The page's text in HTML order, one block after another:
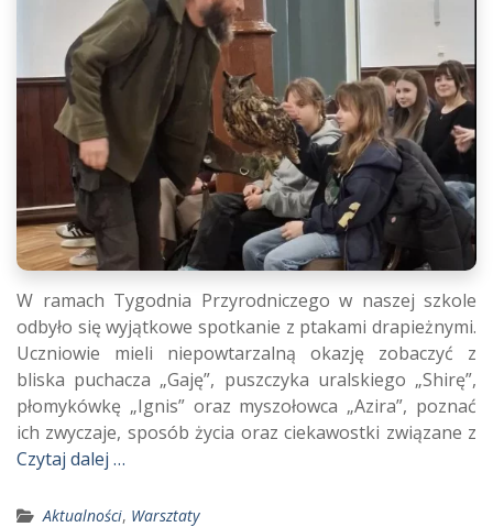
W ramach Tygodnia Przyrodniczego w naszej szkole
odbyło się wyjątkowe spotkanie z ptakami drapieżnymi.
Uczniowie mieli niepowtarzalną okazję zobaczyć z
bliska puchacza „Gaję”, puszczyka uralskiego „Shirę”,
płomykówkę „Ignis” oraz myszołowca „Azira”, poznać
ich zwyczaje, sposób życia oraz ciekawostki związane z
Czytaj dalej …
Aktualności, Warsztaty